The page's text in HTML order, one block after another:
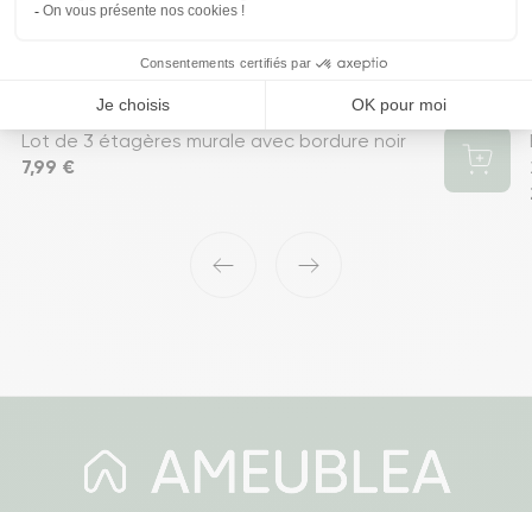
Lot de 3 étagères murale avec bordure noir
Prix
7,99 €
‹ ›